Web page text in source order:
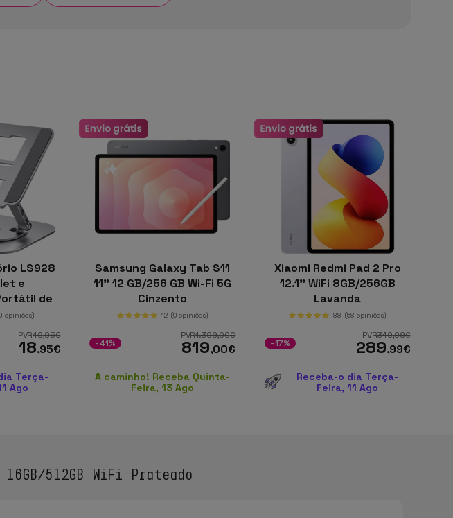
LS928
e
de
opiniões)
PVR49,95€
18,95€
Terça-
Ago
Samsung Galaxy Tab S11
11" 12 GB/256 GB Wi-Fi 5G
Cinzento
12 (0 opiniões)
PVR1.399,00€
819,00€
-41%
A caminho! Receba Quinta-
Feira, 13 Ago
Xiaomi Redmi Pad 2 Pro
12.1" WiFi 8GB/256GB
Lavanda
88 (58 opiniões)
PVR349,99€
289,99€
-17%
Receba-o dia Terça-
Feira, 11 Ago
512GB WiFi Prateado